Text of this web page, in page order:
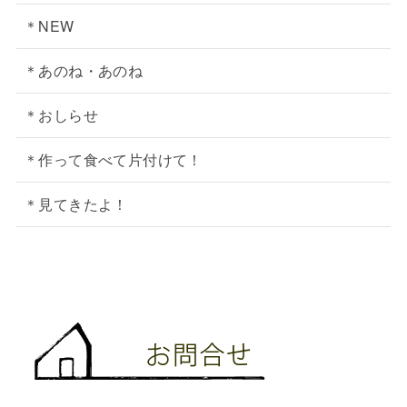
＊NEW
＊あのね・あのね
＊おしらせ
＊作って食べて片付けて！
＊見てきたよ！